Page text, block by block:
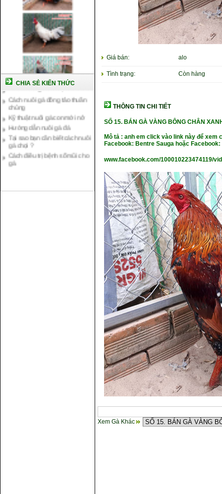
CHIA SẺ KIẾN THỨC
Cách nuôi gà chế độ đá c1
Cách nuôi gà đông tảo thuần
chủng
Kỹ thuật nuôi gà con mới nở
Hướng dẫn nuôi gà đá
Tại sao bạn cần biết cách nuôi
gà chọi ?
Cách điều trị bệnh sổ mũi cho
gà
Giá bán: alo
Tình trạng: Còn hàng
THÔNG TIN CHI TIẾT
SỐ 15.BÁN GÀ VÀNG BÔNG CHÂN
Mô tả : anh em click vào link này để
Facebook: Bentre Sauga hoặc Facebook:
www.facebook.com/100010223474119/
Xem Gà Khác